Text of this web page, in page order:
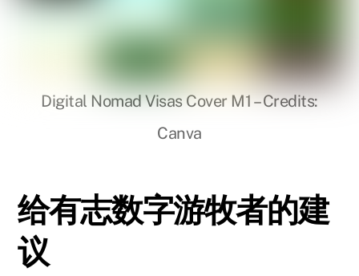
Digital Nomad Visas Cover M1 – Credits:
Canva
给有志数字游牧者的建
议